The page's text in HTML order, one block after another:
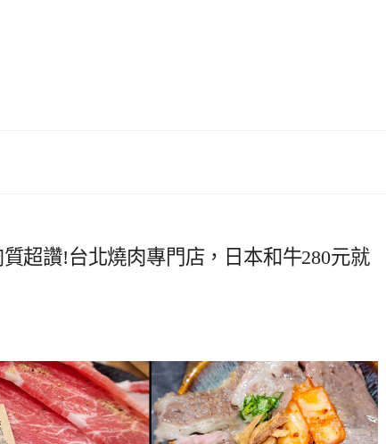
超讚!台北燒肉專門店，日本和牛280元就